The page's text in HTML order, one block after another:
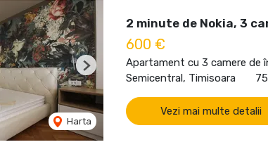
Harta
Next
2 minute de Nokia, 3
600 €
Apartament cu 3 camere de
Semicentral, Timisoara
Vezi mai multe detalii